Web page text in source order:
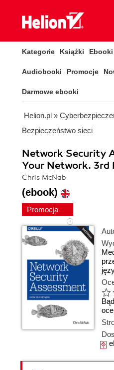
Kategorie Książki Ebooki
Audiobooki Promocje
Darmowe ebooki
Helion.pl »
Bezpieczeństwo sieci
Network Security
Your Network. 3rd
Chris McNab
(ebook)
Promocja